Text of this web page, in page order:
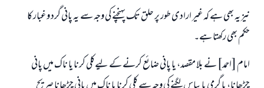
نیز یہ بھی ہے کہ غیر ارادی طور پر حلق تک پہنچنے کی وجہ سے یہ پانی گرد و غبار کا
حکم بھی رکھتا ہے۔
امام [احمد] نے بلا مقصد، یا پانی ضائع کرنے کے لیےکلی کرنا یا ناک میں پانی